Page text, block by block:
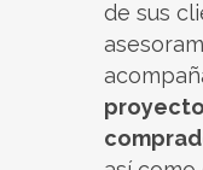
de sus